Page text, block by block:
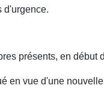
d'urgence.
présents, en
en vue d'une